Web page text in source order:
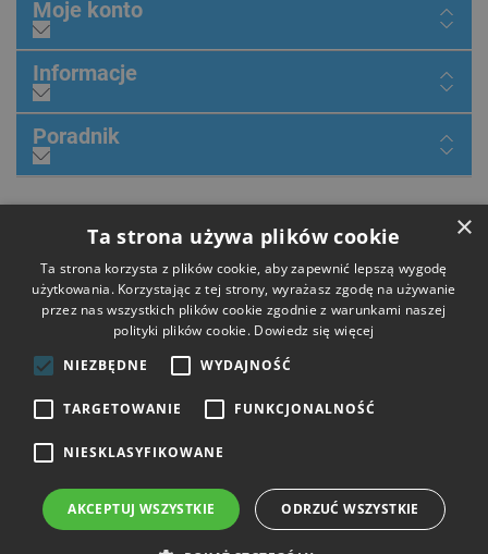
Moje konto
Informacje
Poradnik
×
Ta strona używa plików cookie
Ta strona korzysta z plików cookie, aby zapewnić lepszą wygodę
użytkowania. Korzystając z tej strony, wyrażasz zgodę na używanie
przez nas wszystkich plików cookie zgodnie z warunkami naszej
polityki plików cookie. Dowiedz się więcej
NIEZBĘDNE
WYDAJNOŚĆ
TARGETOWANIE FUNKCJONALNOŚĆ
NIESKLASYFIKOWANE
AKCEPTUJ WSZYSTKIE ODRZUĆ WSZYSTKIE